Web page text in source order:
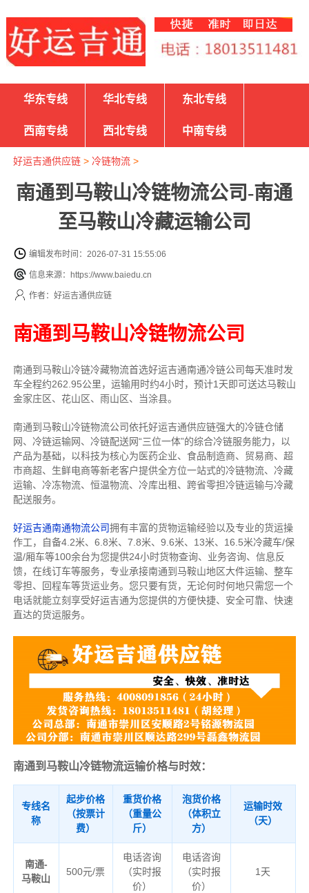
华东专线 华北专线 东北专线
西南专线 西北专线 中南专线
好运吉通供应链> 冷链物流>
南通到马鞍山冷链物流公司-南通
至马鞍山冷藏运输公司
编辑发布时间：2026-07-31 15:55:06
信息来源：https://www.baiedu.cn
作者：好运吉通供应链
南通到马鞍山冷链物流公司
南通到马鞍山冷链冷藏物流首选好运吉通南通冷链公司每天准时发
车全程约262.95公里，运输用时约4小时，预计1天即可送达马鞍山
金家庄区、花山区、雨山区、当涂县。
南通到马鞍山冷链物流公司依托好运吉通供应链强大的冷链仓储
网、冷链运输网、冷链配送网“三位一体”的综合冷链服务能力，以
产品为基础，以科技为核心为医药企业、食品制造商、贸易商、超
市商超、生鲜电商等新老客户提供全方位一站式的冷链物流、冷藏
运输、冷冻物流、恒温物流、冷库出租、跨省零担冷链运输与冷藏
配送服务。
好运吉通南通物流公司拥有丰富的货物运输经验以及专业的货运操
作工，自备4.2米、6.8米、7.8米、9.6米、13米、16.5米冷藏车/保
温/厢车等100余台为您提供24小时货物查询、业务咨询、信息反
馈，在线订车等服务， 专业承接南通到马鞍山地区大件运输、整车
零担、回程车等货运业务。 您只要有货，无论何时何地只需您一个
电话就能立刻享受好运吉通为您提供的方便快捷、安全可靠、快速
直达的货运服务。
南通到马鞍山冷链物流运输价格与时效：
专线名
称
起步价格
（按票计
费）
重货价格
（重量公
斤）
泡货价格
（体积立
方）
运输时效
（天）
南通-
马鞍山
500元/票
电话咨询
（实时报
价）
电话咨询
（实时报
价）
1天